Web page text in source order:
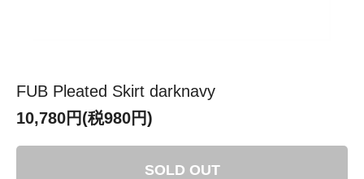
FUB Pleated Skirt darknavy
10,780円(税980円)
SOLD OUT